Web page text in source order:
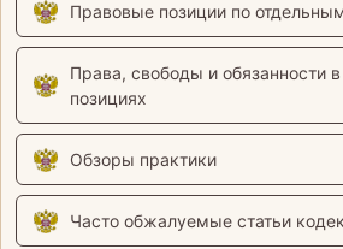
Правовые позиции по
Права, свободы и обязанности
позициях
Обзоры практики
Часто обжалуемые статьи